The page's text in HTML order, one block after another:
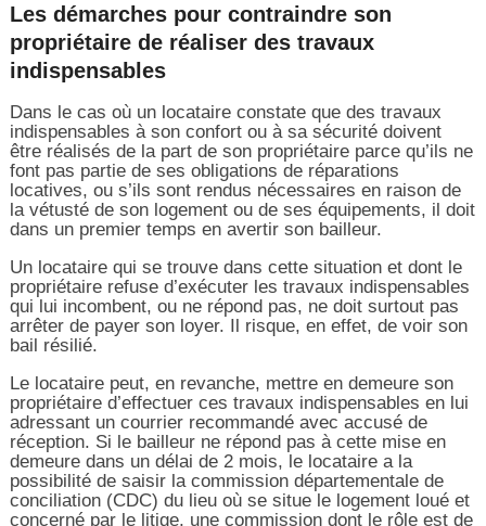
Les démarches pour contraindre son
propriétaire de réaliser des travaux
indispensables
Dans le cas où un locataire constate que des travaux
indispensables à son confort ou à sa sécurité doivent
être réalisés de la part de son propriétaire parce qu’ils ne
font pas partie de ses obligations de réparations
locatives, ou s’ils sont rendus nécessaires en raison de
la vétusté de son logement ou de ses équipements, il doit
dans un premier temps en avertir son bailleur.
Un locataire qui se trouve dans cette situation et dont le
propriétaire refuse d’exécuter les travaux indispensables
qui lui incombent, ou ne répond pas, ne doit surtout pas
arrêter de payer son loyer. Il risque, en effet, de voir son
bail résilié.
Le locataire peut, en revanche, mettre en demeure son
propriétaire d’effectuer ces travaux indispensables en lui
adressant un courrier recommandé avec accusé de
réception. Si le bailleur ne répond pas à cette mise en
demeure dans un délai de 2 mois, le locataire a la
possibilité de saisir la commission départementale de
conciliation (CDC) du lieu où se situe le logement loué et
concerné par le litige, une commission dont le rôle est de